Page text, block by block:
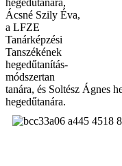
Ácsné Szily Éva,
a LFZE
Tanárképzési
Tanszékének
hegedűtanítás-
módszertan
tanára, és Soltész Ágnes
hegedűtanára.